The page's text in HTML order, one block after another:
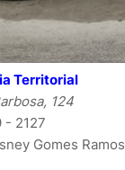
Territorial
124
- 2127
Gomes Ramos